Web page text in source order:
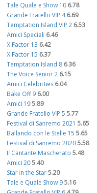
Tale Quale e Show 10 6.78
Grande Fratello VIP 4 6.69
Temptation Island VIP 2 6.53
Amici Speciali 6.46
X Factor 13 6.42
X Factor 15 6.37
Temptation Island 8 6.36
The Voice Senior 2 6.15
Amici Celebrities 6.04
Bake Off 9 6.00
Amici 195.89
Grande Fratello VIP 5 5.77
Festival di Sanremo 2021 5.65
Ballando con le Stelle 15 5.65
Festival di Sanremo 20205.58
Il Cantante Mascherato 5.48
Amici 205.40
Star in the Star5.20
Tale e Quale Show 95.16